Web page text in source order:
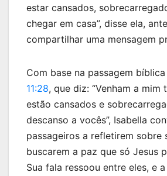
estar cansados,
chegar em casa”, disse ela,
compartilhar uma mensagem
Com base na passagem
11:28, que diz: “Venham a mim
estão cansados e
descanso a vocês”, Isabella
passageiros a refletirem sobre
buscarem a paz que só Jesus
Sua fala ressoou entre eles, e